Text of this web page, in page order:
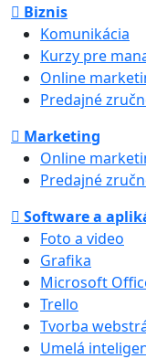
Biznis
Komunikácia
Kurzy pre
Online
Predajné
Marketing
Online
Predajné
Software a
Foto a video
Grafika
Microsoft
Trello
Tvorba
Umelá